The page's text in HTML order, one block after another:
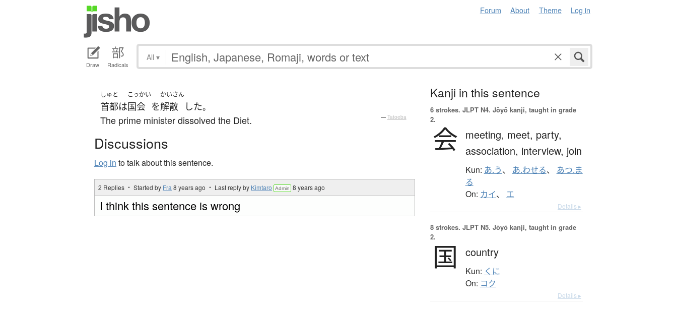
Forum About Theme Log in
Draw Radicals
All ▾
しゅと
首都は
こっかい
国会 を
かいさん
解散 した。
The prime minister dissolved the Diet. — Tatoeba
Discussions
Log in to talk about this sentence.
2 Replies ・ Started by Fra 8 years ago ・ Last reply by Kimtaro Admin 8 years ago
I think this sentence is wrong
Kanji in this sentence
6 strokes. JLPT N4. Jōyō kanji, taught in grade
2.
会 meeting, meet, party,
association, interview, join
Kun: あ.う、 あ.わせる、 あつ.ま
る
On: カイ、 エ
Details ▸
8 strokes. JLPT N5. Jōyō kanji, taught in grade
2.
国 country
Kun: くに
On: コク
Details ▸